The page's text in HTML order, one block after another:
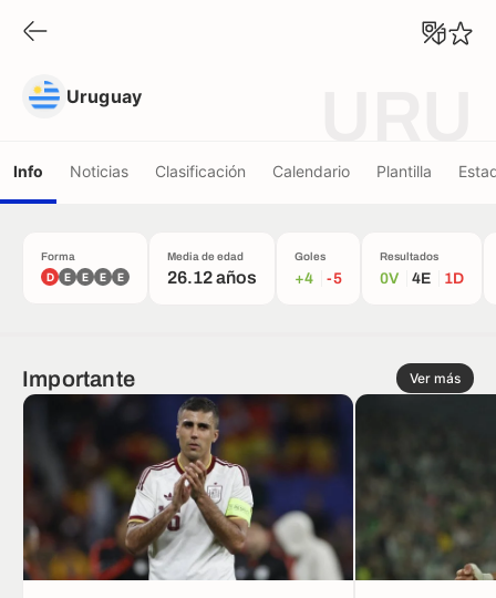
Uruguay
Info Noticias Clasificación Calendario Plantilla
Forma
D E E E E
Media de edad
26.12 años
Goles
+4 -5
Resultados
0V 4E 1D
Importante Ver más